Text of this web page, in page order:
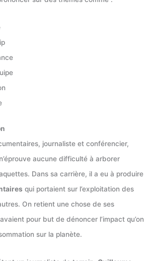
journaliste et conférencier,
n’éprouve aucune difficulté à arborer
Dans sa carrière, il a eu à produire
qui portaient sur l’exploitation des
On retient une chose de ses
pour but de dénoncer l’impact qu’on
sur la planète.